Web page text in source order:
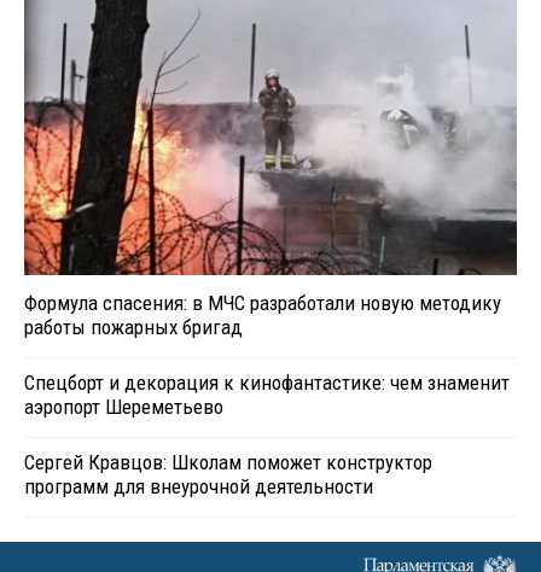
Формула спасения: в МЧС разработали новую методику
работы пожарных бригад
Спецборт и декорация к кинофантастике: чем знаменит
аэропорт Шереметьево
Сергей Кравцов: Школам поможет конструктор
программ для внеурочной деятельности